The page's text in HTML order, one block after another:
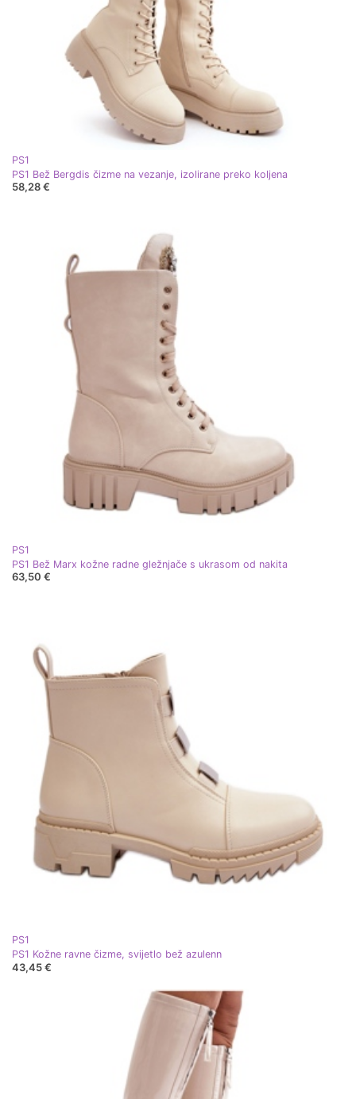
PS1
PS1 Bež Bergdis čizme na vezanje, izolirane preko koljena
58,28 €
PS1
PS1 Bež Marx kožne radne gležnjače s ukrasom od nakita
63,50 €
PS1
PS1 Kožne ravne čizme, svijetlo bež azulenn
43,45 €